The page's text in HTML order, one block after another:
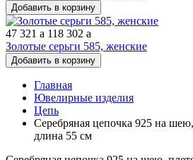
Добавить в корзину
47 321 a 118 302 a
Золотые серьги 585, женские
Добавить в корзину
Главная
Ювелирные изделия
Цепь
Серебряная цепочка 925 на
длина 55 см